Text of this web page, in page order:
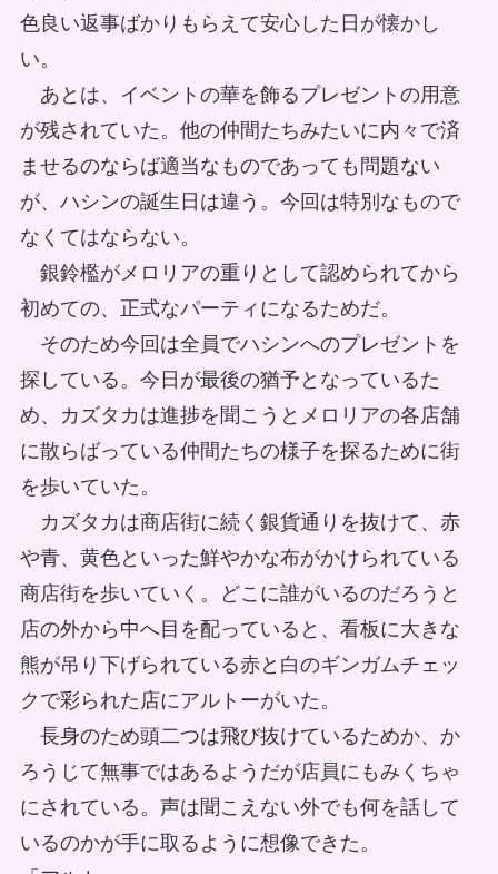
色良い返事ばかりもらえて安心した日が懐かし
い。
あとは、イベントの華を飾るプレゼントの用意
が残されていた。他の仲間たちみたいに内々で済
ませるのならば適当なものであっても問題ない
が、ハシンの誕生日は違う。今回は特別なもので
なくてはならない。
銀鈴檻がメロリアの重りとして認められてから
初めての、正式なパーティになるためだ。
そのため今回は全員でハシンへのプレゼントを
探している。今日が最後の猶予となっているた
め、カズタカは進捗を聞こうとメロリアの各店舗
に散らばっている仲間たちの様子を探るために街
を歩いていた。
カズタカは商店街に続く銀貨通りを抜けて、赤
や青、黄色といった鮮やかな布がかけられている
商店街を歩いていく。どこに誰がいるのだろうと
店の外から中へ目を配っていると、看板に大きな
熊が吊り下げられている赤と白のギンガムチェッ
クで彩られた店にアルトーがいた。
長身のため頭二つは飛び抜けているためか、か
ろうじて無事ではあるようだが店員にもみくちゃ
にされている。声は聞こえない外でも何を話して
いるのかが手に取るように想像できた。